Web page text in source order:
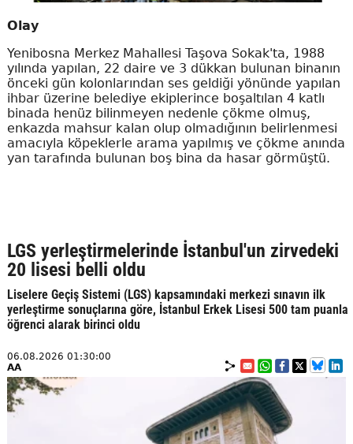
Olay
Yenibosna Merkez Mahallesi Taşova Sokak'ta, 1988
yılında yapılan, 22 daire ve 3 dükkan bulunan binanın
önceki gün kolonlarından ses geldiği yönünde yapılan
ihbar üzerine belediye ekiplerince boşaltılan 4 katlı
binada henüz bilinmeyen nedenle çökme olmuş,
enkazda mahsur kalan olup olmadığının belirlenmesi
amacıyla köpeklerle arama yapılmış ve çökme anında
yan tarafında bulunan boş bina da hasar görmüştü.
LGS yerleştirmelerinde İstanbul'un zirvedeki
20 lisesi belli oldu
Liselere Geçiş Sistemi (LGS) kapsamındaki merkezi sınavın ilk
yerleştirme sonuçlarına göre, İstanbul Erkek Lisesi 500 tam puanla
öğrenci alarak birinci oldu
06.08.2026 01:30:00
AA